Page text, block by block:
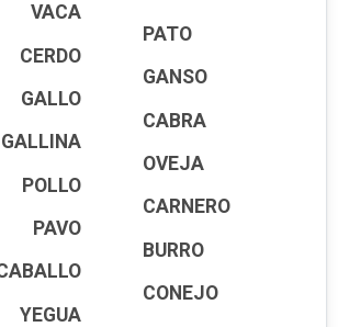
VACA
CERDO
GALLO
GALLINA
POLLO
PAVO
YEGUA
PATO
GANSO
CABRA
OVEJA
CARNERO
BURRO
CONEJO